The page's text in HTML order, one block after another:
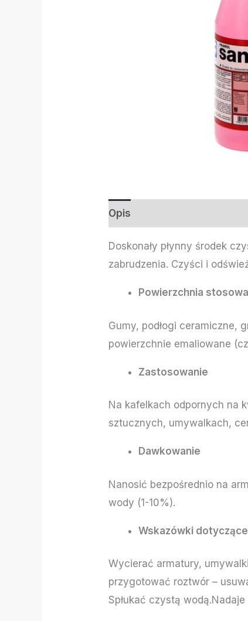
Opis
Doskonały płynny środek
zabrudzenia. Czyści i
Powierzchnia
Gumy, podłogi ceramiczne,
powierzchnie emaliowane
Zastosowanie
Na kafelkach odpornych na
sztucznych, umywalkach,
Dawkowanie
Nanosić bezpośrednio na
wody (1-10%).
Wskazówki
Wycierać armatury,
przygotować roztwór –
Spłukać czystą